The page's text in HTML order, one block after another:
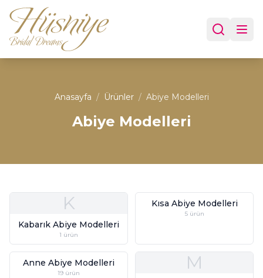
Anasayfa / Ürünler / Abiye Modelleri
Abiye Modelleri
K
Kabarık Abiye Modelleri
1 ürün
Kısa Abiye Modelleri
5ürün
Anne Abiye Modelleri
19 ürün M